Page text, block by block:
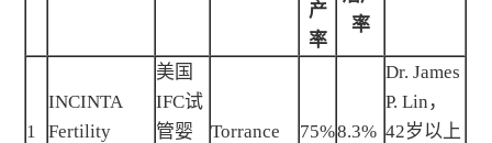
产
率
率
1
INCINTA
Fertility
美国
IFC试
管婴
Torrance 75%8.3%
Dr. James
P. Lin，
42岁以上